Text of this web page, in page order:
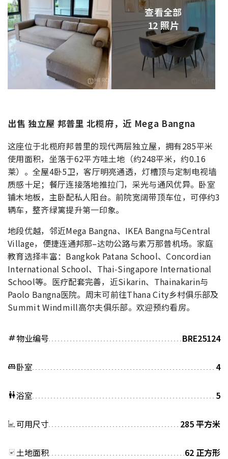
查看全部
12 照片
出售 独立屋 邦普里 北榄府，近 Mega Bangna
这座位于北榄府邦普里的现代两层独立屋，拥有285平米
使用面积，坐落于62平方哇土地（约248平米，约0.16
莱）。全屋4卧5卫，客厅明亮通透，灯槽顶与定制电视墙
质感十足；餐厅连接落地推拉门，采光与通风优异。卧室
铺木地板，主卧配私人阳台。前院宽阔带顶车位，可停约3
辆车，整齐绿篱提升第一印象。
地段优越，邻近Mega Bangna、IKEA Bangna与Central
Village，便捷连通邦那–达叻公路与素万那普机场。家庭
教育选择丰富：Bangkok Patana School、Concordian
International School、Thai‑Singapore International
School等。医疗配套完善，近Sikarin、Thainakarin与
Paolo Bangna医院。周末可前往Thana City乡村俱乐部及
Summit Windmill高尔夫俱乐部。欢迎预约看房。
tag物业编号 BRE25124
king_bed卧室 4
wc浴室 5
可用尺寸 285 平方米
土地面积 62 正方形